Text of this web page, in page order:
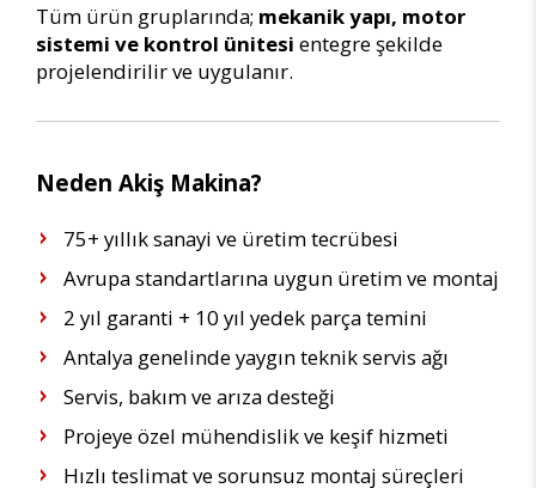
Tüm ürün gruplarında; mekanik yapı, motor
sistemi ve kontrol ünitesi entegre şekilde
projelendirilir ve uygulanır.
Neden Akiş Makina?
75+ yıllık sanayi ve üretim tecrübesi
Avrupa standartlarına uygun üretim ve montaj
2 yıl garanti + 10 yıl yedek parça temini
Antalya genelinde yaygın teknik servis ağı
Servis, bakım ve arıza desteği
Projeye özel mühendislik ve keşif hizmeti
Hızlı teslimat ve sorunsuz montaj süreçleri